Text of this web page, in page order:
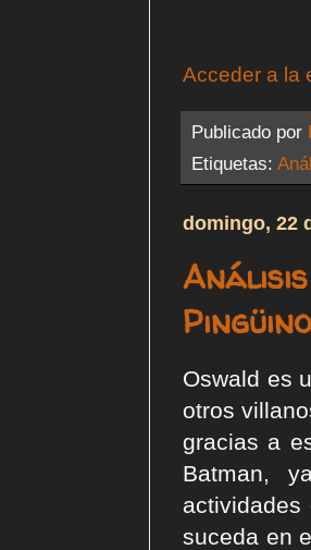
Acceder a la
Publicado por
Etiquetas:
domingo, 22
Oswald es
otros
gracias a
Batman,
suceda en